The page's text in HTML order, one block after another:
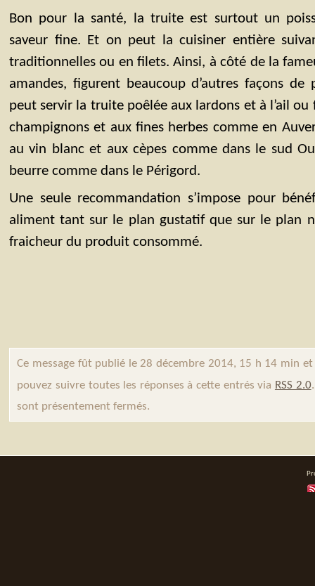
Bon pour la santé, la truite est surtout un
saveur fine. Et on peut la cuisiner entière
traditionnelles ou en filets. Ainsi, à côté de la
amandes, figurent beaucoup d’autres façons
peut servir la truite poêlée aux lardons et à l’ail
champignons et aux fines herbes comme en
au vin blanc et aux cèpes comme dans le sud
beurre comme dans le Périgord.
Une seule recommandation s’impose pour
aliment tant sur le plan gustatif que sur le plan
fraicheur du produit consommé.
Ce message fût publié le 28 décembre 2014, 15 h 14 min
pouvez suivre toutes les réponses à cette entrés via RSS 2.0
sont présentement fermés.